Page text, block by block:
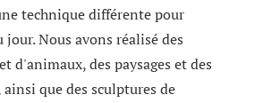
technique différente pour
Nous avons réalisé des
d'animaux, des paysages et des
que des sculptures de